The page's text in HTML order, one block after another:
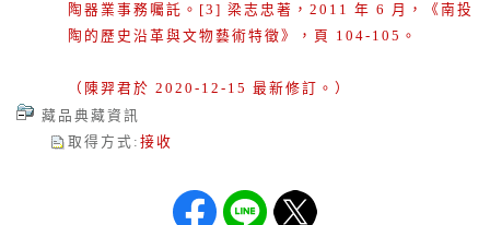
陶器業事務囑託。[3] 梁志忠著，2011 年 6 月，《南投
陶的歷史沿革與文物藝術特徵》，頁 104-105。
（陳羿君於 2020-12-15 最新修訂。）
藏品典藏資訊
取得方式 : 接收